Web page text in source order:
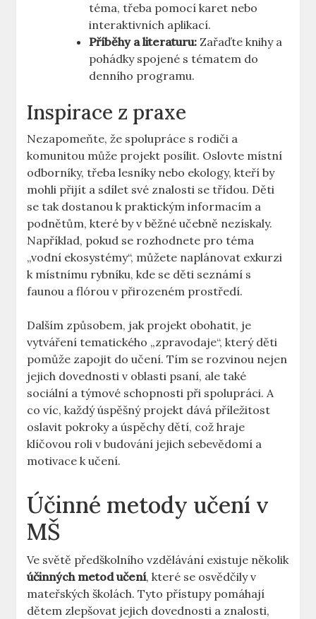
téma, třeba pomocí karet nebo
interaktivních aplikací.
Příběhy a literaturu: Zařaďte knihy a
pohádky spojené s tématem do
denního programu.
Inspirace z praxe
Nezapomeňte, že spolupráce s rodiči a
komunitou může projekt posílit. Oslovte místní
odborníky, třeba lesníky nebo ekology, kteří by
mohli přijít a sdílet své znalosti se třídou. Děti
se tak dostanou k praktickým informacím a
podnětům, které by v běžné učebně nezískaly.
Například, pokud se rozhodnete pro téma
„vodní ekosystémy“, můžete naplánovat exkurzi
k místnímu rybníku, kde se děti seznámí s
faunou a flórou v přirozeném prostředí.
Dalším způsobem, jak projekt obohatit, je
vytváření tematického „zpravodaje“, který děti
pomůže zapojit do učení. Tím se rozvinou nejen
jejich dovednosti v oblasti psaní, ale také
sociální a týmové schopnosti při spolupráci. A
co víc, každý úspěšný projekt dává příležitost
oslavit pokroky a úspěchy dětí, což hraje
klíčovou roli v budování jejich sebevědomí a
motivace k učení.
Účinné metody učení v
MŠ
Ve světě předškolního vzdělávání existuje několik
účinných metod učení, které se osvědčily v
mateřských školách. Tyto přístupy pomáhají
dětem zlepšovat jejich dovednosti a znalosti,